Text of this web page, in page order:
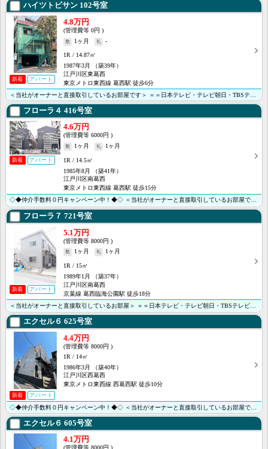
ハイツトビサン 102号室
新着 アパート
4.8万円
0円
1ヶ月
-
1R
14.87㎡
1987年3月
（築39年）
江戸川区東葛西
東京メトロ東西線 葛西駅 徒歩6分
フローラ４ 416号室
新着 アパート
4.6万円
6000円
1ヶ月
1ヶ月
1R
14.5㎡
1985年8月
（築41年）
江戸川区南葛西
東京メトロ東西線 葛西駅 徒歩15分
◇◆仲介手数料０円キャンペーン中！◆◇ ＜当社がオーナーと直接取引しているお部屋です＞ ＝＝テレビ朝･･･
フローラ７ 721号室
新着 アパート
5.1万円
8000円
1ヶ月
1ヶ月
1R
15㎡
1989年1月
（築37年）
江戸川区南葛西
京葉線 葛西臨海公園駅 徒歩18分
＜当社がオーナーと直接取引しているお部屋＞ ＝＝日本テレビ・テレビ朝日・TBSテレビ・テレビ東京のＴ･･･
エクセル６ 625号室
新着 アパート
4.4万円
8000円
1R
14㎡
1986年3月
（築40年）
江戸川区西葛西
東京メトロ東西線 西葛西駅 徒歩10分
◇◆仲介手数料０円キャンペーン中！◆◇ ＜当社がオーナーと直接取引しているお部屋です＞ ＝＝日本テレ･･･
エクセル６ 605号室
4.1万円
8000円